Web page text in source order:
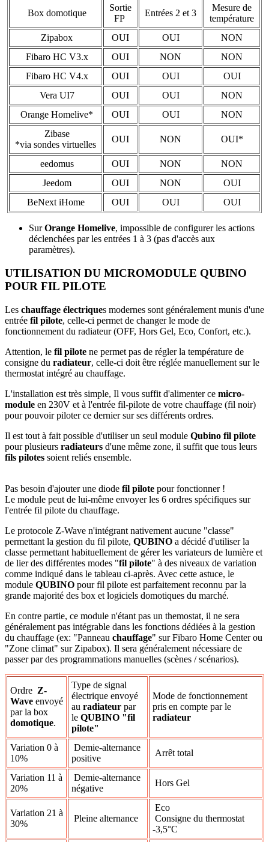
Box domotique
Sortie
FP
Entrées 2 et 3
Mesure de
température
Zipabox
OUI OUI
NON
Fibaro HC V3.x
OUI NON
NON
Fibaro HC V4.x
OUI OUI
OUI
Vera UI7
OUI OUI
NON
Orange Homelive*
OUI OUI
NON
Zibase
*via sondes virtuelles
OUI NON OUI*
eedomus OUI NON
NON
Jeedom
OUI NON
OUI
BeNext iHome
OUI OUI OUI
SurOrange Homelive, impossible de configurer les actions
déclenchées par les entrées 1 à 3 (pas d'accès aux
paramètres).
UTILISATION DU MICROMODULE QUBINO
POUR FIL PILOTE
Les chauffage électriques modernes sont généralement munis d'une
entrée fil pilote, celle-ci permet de changer le mode de
fonctionnement du radiateur (OFF, Hors Gel, Eco, Confort, etc.).
Attention, le fil pilote ne permet pas de régler la température de
consigne du radiateur, celle-ci doit être réglée manuellement sur le
thermostat intégré au chauffage.
L'installation est très simple, Il vous suffit d'alimenter ce micro-
module en 230V et à l'entrée fil-pilote de votre chauffage (fil noir)
pour pouvoir piloter ce dernier sur ses différents ordres.
Il est tout à fait possible d'utiliser un seul module Qubino fil pilote
pour plusieurs radiateurs d'une même zone, il suffit que tous leurs
fils pilotes soient reliés ensemble.
Pas besoin d'ajouter une diode fil pilote pour fonctionner !
Le module peut de lui-même envoyer les 6 ordres spécifiques sur
l'entrée fil pilote du chauffage.
Le protocole Z-Wave n'intégrant nativement aucune "classe"
permettant la gestion du fil pilote, QUBINO a décidé d'utiliser la
classe permettant habituellement de gérer les variateurs de lumière et
de lier des différentes modes "fil pilote" à des niveaux de variation
comme indiqué dans le tableau ci-après. Avec cette astuce, le
module QUBINO pour fil pilote est parfaitement reconnu par la
grande majorité des box et logiciels domotiques du marché.
En contre partie, ce module n'étant pas un themostat, il ne sera
généralement pas intégrable dans les fonctions dédiées à la gestion
du chauffage (ex: "Panneau chauffage" sur Fibaro Home Center ou
"Zone climat" sur Zipabox). Il sera généralement nécessiare de
passer par des programmations manuelles (scènes / scénarios).
Ordre Z-
Wave envoyé
par la box
domotique.
Type de signal
électrique envoyé
au radiateur par
le QUBINO "fil
pilote"
Mode de fonctionnement
pris en compte par le
radiateur
Variation 0 à
10%
Demie-alternance
positive
Arrêt total
Variation 11 à
20%
Demie-alternance
négative
Hors Gel
Variation 21 à
30%
Pleine alternance
Eco
Consigne du thermostat
-3,5°C